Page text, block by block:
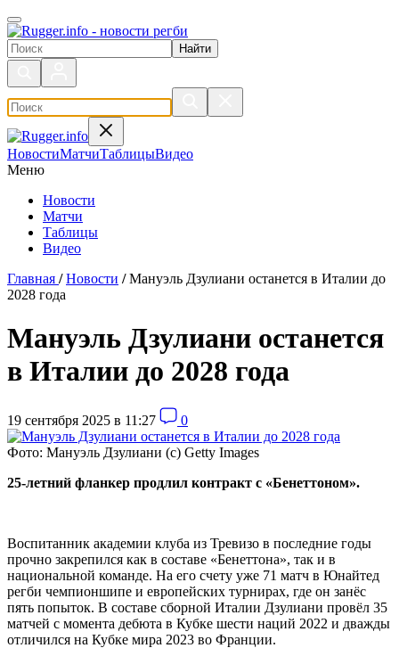
Поиск по сайту
НовостиМатчиТаблицыВидео
Меню
Новости
Матчи
Таблицы
Видео
Главная / Новости / Мануэль Дзулиани останется в Италии до
2028 года
Мануэль Дзулиани останется
в Италии до 2028 года
19 сентября 2025 в 11:27 0
Фото: Мануэль Дзулиани (с) Getty Images
25-летний фланкер продлил контракт с «Бенеттоном».
Воспитанник академии клуба из Тревизо в последние годы
прочно закрепился как в составе «Бенеттона», так и в
национальной команде. На его счету уже 71 матч в Юнайтед
регби чемпионшипе и европейских турнирах, где он занёс
пять попыток. В составе сборной Италии Дзулиани провёл 35
матчей с момента дебюта в Кубке шести наций 2022 и дважды
отличился на Кубке мира 2023 во Франции.